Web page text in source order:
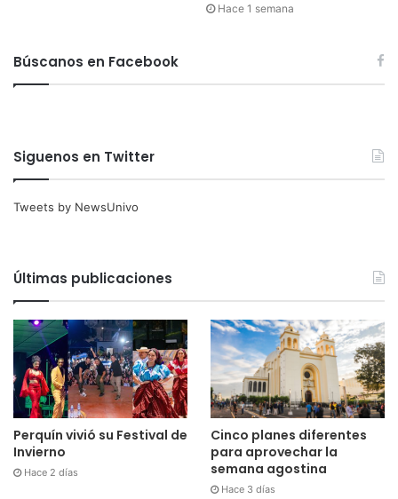
Hace 1 semana
Búscanos en Facebook
Siguenos en Twitter
Tweets by NewsUnivo
Últimas publicaciones
Perquín vivió su Festival de
Invierno
Hace 2 días
Cinco planes diferentes
para aprovechar la
semana agostina
Hace 3 días